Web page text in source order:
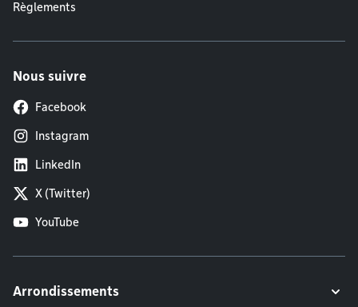
Règlements
Nous suivre
Facebook
Instagram
LinkedIn
X (Twitter)
YouTube
Arrondissements